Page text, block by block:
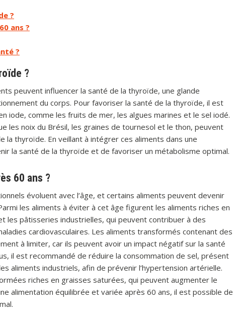
?
ans ?
?
?
peuvent influencer la santé de la thyroïde, une glande
du corps. Pour favoriser la santé de la thyroïde, il est
iode, comme les fruits de mer, les algues marines et le sel iodé.
les noix du Brésil, les graines de tournesol et le thon, peuvent
thyroïde. En veillant à intégrer ces aliments dans une
la santé de la thyroïde et de favoriser un métabolisme optimal.
60 ans ?
évoluent avec l’âge, et certains aliments peuvent devenir
les aliments à éviter à cet âge figurent les aliments riches en
les pâtisseries industrielles, qui peuvent contribuer à des
cardiovasculaires. Les aliments transformés contenant des
à limiter, car ils peuvent avoir un impact négatif sur la santé
il est recommandé de réduire la consommation de sel, présent
aliments industriels, afin de prévenir l’hypertension artérielle.
riches en graisses saturées, qui peuvent augmenter le
alimentation équilibrée et variée après 60 ans, il est possible de